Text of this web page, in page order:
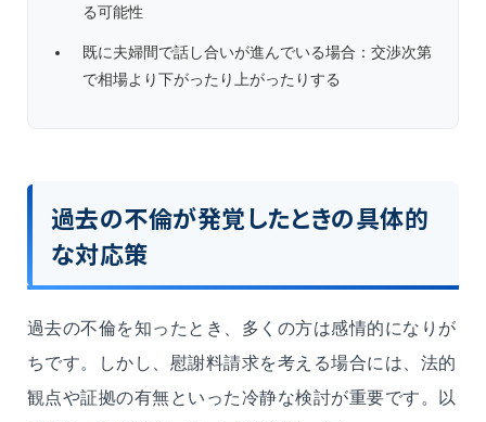
る可能性
既に夫婦間で話し合いが進んでいる場合：交渉次第
で相場より下がったり上がったりする
過去の不倫が発覚したときの具体的
な対応策
過去の不倫を知ったとき、多くの方は感情的になりが
ちです。しかし、慰謝料請求を考える場合には、法的
観点や証拠の有無といった冷静な検討が重要です。以